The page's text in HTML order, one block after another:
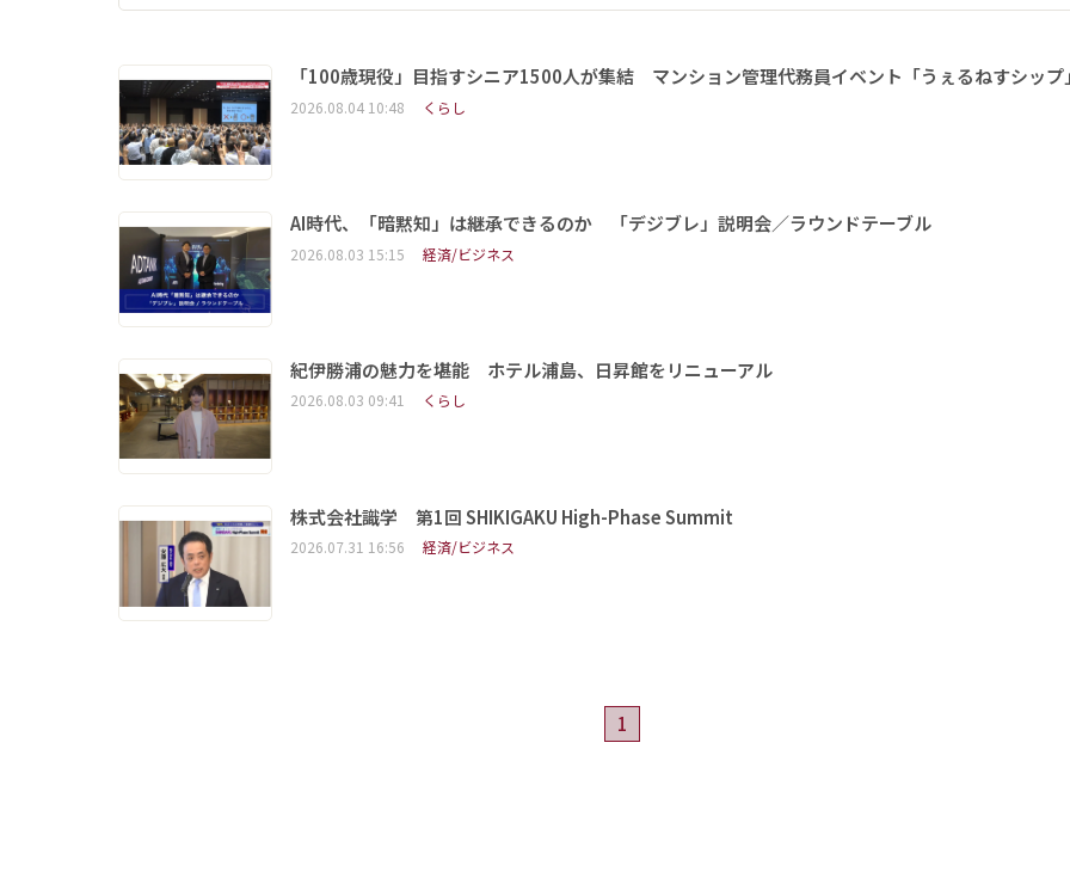
「100歳現役」目指すシニア1500人が集結 マンション管理代務員イベント「うぇるねすシップ
2026.08.04 10:48 くらし
AI時代、「暗黙知」は継承できるのか 「デジブレ」説明会／ラウンドテーブル
2026.08.03 15:15 経済/ビジネス
紀伊勝浦の魅力を堪能 ホテル浦島、日昇館をリニューアル
2026.08.03 09:41 くらし
株式会社識学 第1回 SHIKIGAKU High-Phase Summit
2026.07.31 16:56 経済/ビジネス
1